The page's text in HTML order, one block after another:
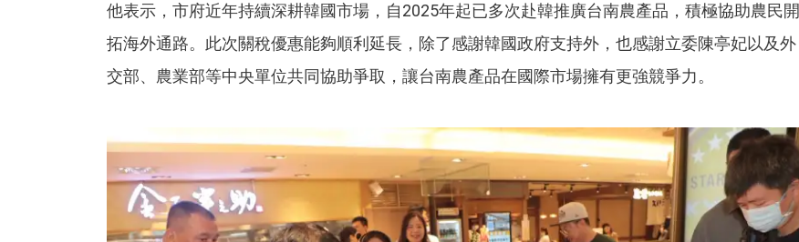
他表示，市府近年持續深耕韓國市場，自2025年起已多次赴韓推廣台南農產品，積極協助農民開
拓海外通路。此次關稅優惠能夠順利延長，除了感謝韓國政府支持外，也感謝立委陳亭妃以及外
交部、農業部等中央單位共同協助爭取，讓台南農產品在國際市場擁有更強競爭力。